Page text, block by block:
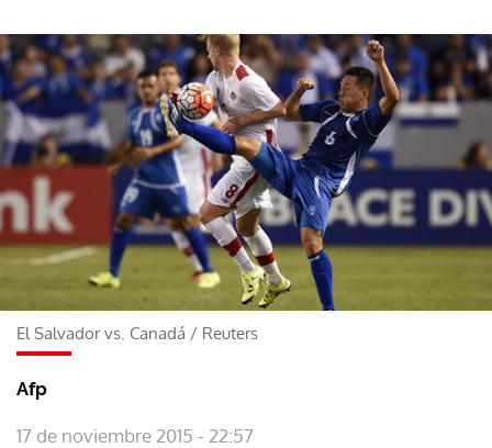
El Salvador vs. Canadá / Reuters
Afp
17 de noviembre 2015 - 22:57